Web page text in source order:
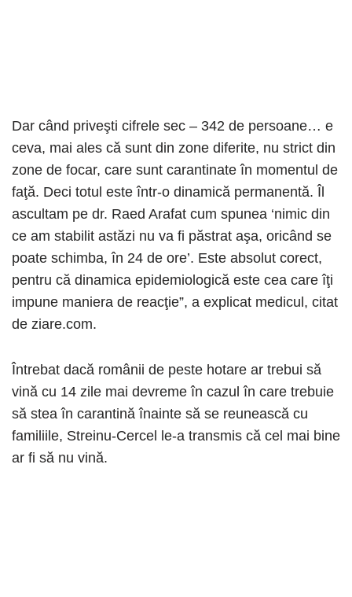
Dar când priveşti cifrele sec – 342 de persoane… e
ceva, mai ales că sunt din zone diferite, nu strict din
zone de focar, care sunt carantinate în momentul de
faţă. Deci totul este într-o dinamică permanentă. Îl
ascultam pe dr. Raed Arafat cum spunea ‘nimic din
ce am stabilit astăzi nu va fi păstrat aşa, oricând se
poate schimba, în 24 de ore’. Este absolut corect,
pentru că dinamica epidemiologică este cea care îţi
impune maniera de reacţie”, a explicat medicul, citat
de ziare.com.
Întrebat dacă românii de peste hotare ar trebui să
vină cu 14 zile mai devreme în cazul în care trebuie
să stea în carantină înainte să se reunească cu
familiile, Streinu-Cercel le-a transmis că cel mai bine
ar fi să nu vină.